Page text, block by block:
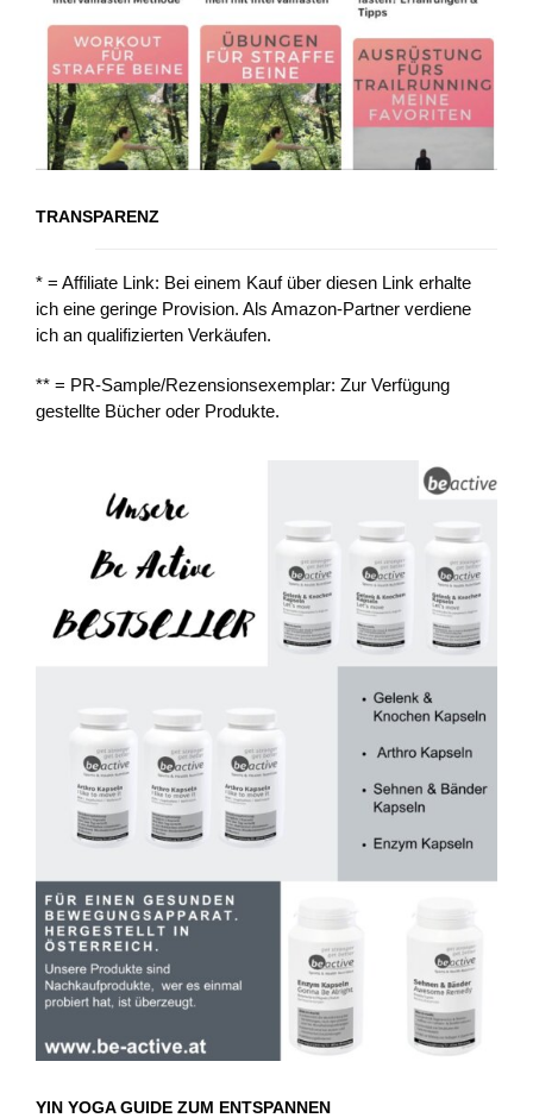
TRANSPARENZ
* = Affiliate Link: Bei einem Kauf über diesen Link erhalte
ich eine geringe Provision. Als Amazon-Partner verdiene
ich an qualifizierten Verkäufen.
** = PR-Sample/Rezensionsexemplar: Zur Verfügung
gestellte Bücher oder Produkte.
YIN YOGA GUIDE ZUM ENTSPANNEN